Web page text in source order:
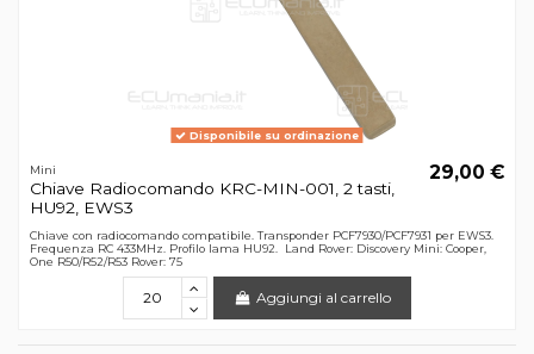
Disponibile su ordinazione
Mini
Chiave Radiocomando KRC-MIN-001, 2 tasti,
HU92, EWS3
29,00 €
Chiave con radiocomando compatibile. Transponder PCF7930/PCF7931 per EWS3.
Frequenza RC 433MHz. Profilo lama HU92. Land Rover: Discovery Mini: Cooper,
One R50/R52/R53 Rover: 75
Aggiungi al carrello